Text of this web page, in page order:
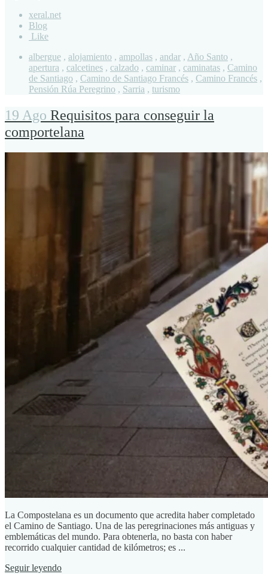
xeral.net
Blog
Like
albergue , alojamiento , ampollas , andar , Año Santo ,
apertura , calcetines , calzado , caminar , caminatas , Camino
de Santiago , Camino de Santiago Francés , Camino Francés ,
Pensión Rúa Peregrino , Sarria , turismo
19 Ago Requisitos para conseguir la
comportelana
La Compostelana es un documento que acredita haber completado
el Camino de Santiago. Una de las peregrinaciones más antiguas y
emblemáticas del mundo. Para obtenerla, no basta con haber
recorrido cualquier cantidad de kilómetros; es ...
Seguir leyendo